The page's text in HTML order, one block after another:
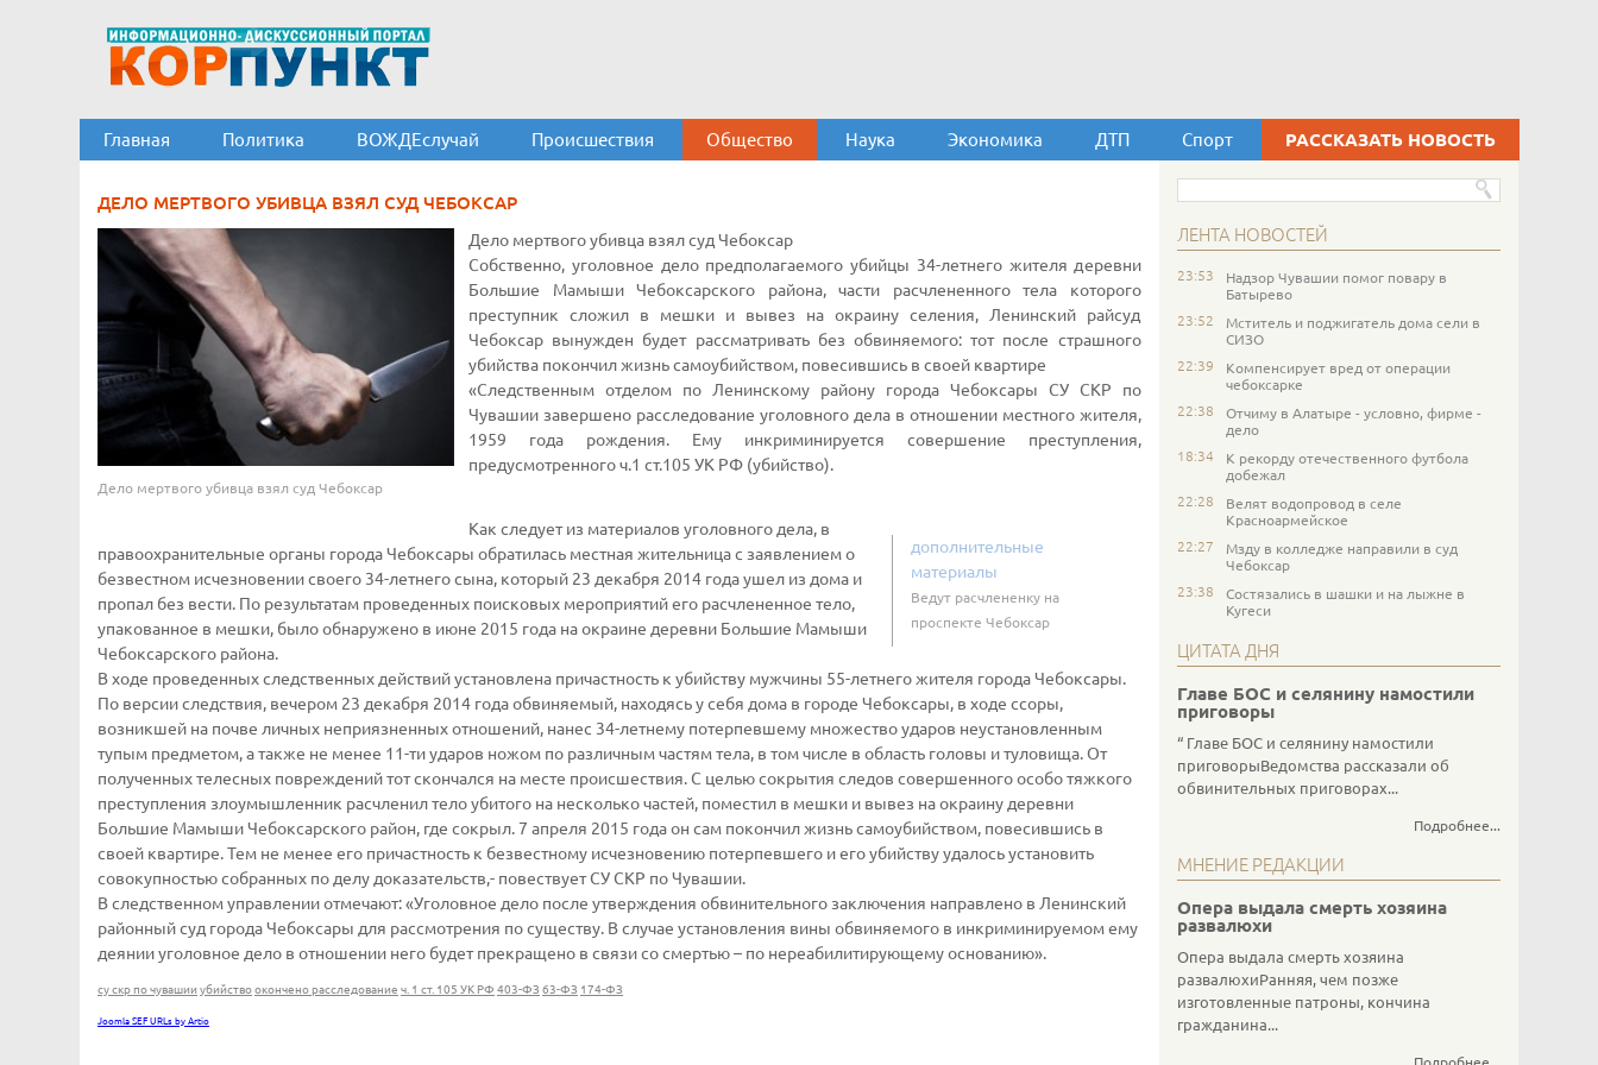
Главная Политика ВОЖДЕслучай Происшествия Общество Наука Экономика ДТП Спорт РАССКАЗАТЬ НОВОСТЬ
ДЕЛО МЕРТВОГО УБИВЦА ВЗЯЛ СУД ЧЕБОКСАР
Дело мертвого убивца взял суд Чебоксар
Дело мертвого убивца взял суд Чебоксар
Собственно, уголовное дело предполагаемого убийцы 34-летнего жителя деревни
Большие Мамыши Чебоксарского района, части расчлененного тела которого
преступник сложил в мешки и вывез на окраину селения, Ленинский райсуд
Чебоксар вынужден будет рассматривать без обвиняемого: тот после страшного
убийства покончил жизнь самоубийством, повесившись в своей квартире
«Следственным отделом по Ленинскому району города Чебоксары СУ СКР по
Чувашии завершено расследование уголовного дела в отношении местного жителя,
1959 года рождения. Ему инкриминируется совершение преступления,
предусмотренного ч.1 ст.105 УК РФ (убийство).
дополнительные
материалы
Ведут расчлененку на
проспекте Чебоксар
Как следует из материалов уголовного дела, в
правоохранительные органы города Чебоксары обратилась местная жительница с заявлением о
безвестном исчезновении своего 34-летнего сына, который 23 декабря 2014 года ушел из дома и
пропал без вести. По результатам проведенных поисковых мероприятий его расчлененное тело,
упакованное в мешки, было обнаружено в июне 2015 года на окраине деревни Большие Мамыши
Чебоксарского района.
В ходе проведенных следственных действий установлена причастность к убийству мужчины 55-летнего жителя города Чебоксары.
По версии следствия, вечером 23 декабря 2014 года обвиняемый, находясь у себя дома в городе Чебоксары, в ходе ссоры,
возникшей на почве личных неприязненных отношений, нанес 34-летнему потерпевшему множество ударов неустановленным
тупым предметом, а также не менее 11-ти ударов ножом по различным частям тела, в том числе в область головы и туловища. От
полученных телесных повреждений тот скончался на месте происшествия. С целью сокрытия следов совершенного особо тяжкого
преступления злоумышленник расчленил тело убитого на несколько частей, поместил в мешки и вывез на окраину деревни
Большие Мамыши Чебоксарского район, где сокрыл. 7 апреля 2015 года он сам покончил жизнь самоубийством, повесившись в
своей квартире. Тем не менее его причастность к безвестному исчезновению потерпевшего и его убийству удалось установить
совокупностью собранных по делу доказательств,- повествует СУ СКР по Чувашии.
В следственном управлении отмечают: «Уголовное дело после утверждения обвинительного заключения направлено в Ленинский
районный суд города Чебоксары для рассмотрения по существу. В случае установления вины обвиняемого в инкриминируемом ему
деянии уголовное дело в отношении него будет прекращено в связи со смертью – по нереабилитирующему основанию».
су скр по чувашии убийствоокончено расследование ч. 1 ст. 105 УК РФ 403-ФЗ 63-ФЗ 174-ФЗ
Joomla SEF URLs by Artio
ЛЕНТА НОВОСТЕЙ
23:53
Надзор Чувашии помог повару в
Батырево
23:52
Мститель и поджигатель дома сели в
СИЗО
22:39
Компенсирует вред от операции
чебоксарке
22:38
Отчиму в Алатыре - условно, фирме -
дело
18:34
К рекорду отечественного футбола
добежал
22:28
Велят водопровод в селе
Красноармейское
22:27
Мзду в колледже направили в суд
Чебоксар
23:38
Состязались в шашки и на лыжне в
Кугеси
ЦИТАТА ДНЯ
Главе БОС и селянину намостили
приговоры
Главе БОС и селянину намостили
приговорыВедомства рассказали об
обвинительных приговорах...
Подробнее...
МНЕНИЕ РЕДАКЦИИ
Опера выдала смерть хозяина
развалюхи
Опера выдала смерть хозяина
развалюхиРанняя, чем позже
изготовленные патроны, кончина
гражданина...